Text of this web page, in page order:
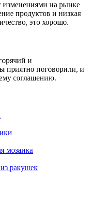
изменениями на рынке
продуктов и низкая
это хорошо.
и
приятно поговорили, и
соглашению.
мозаика
ракушек